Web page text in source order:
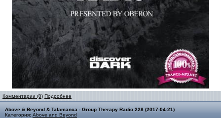
Комментарии (0) Подробнее
Above & Beyond & Talamanca - Group Therapy Radio 228 (2017-04-21)
Категория: Above and Beyond